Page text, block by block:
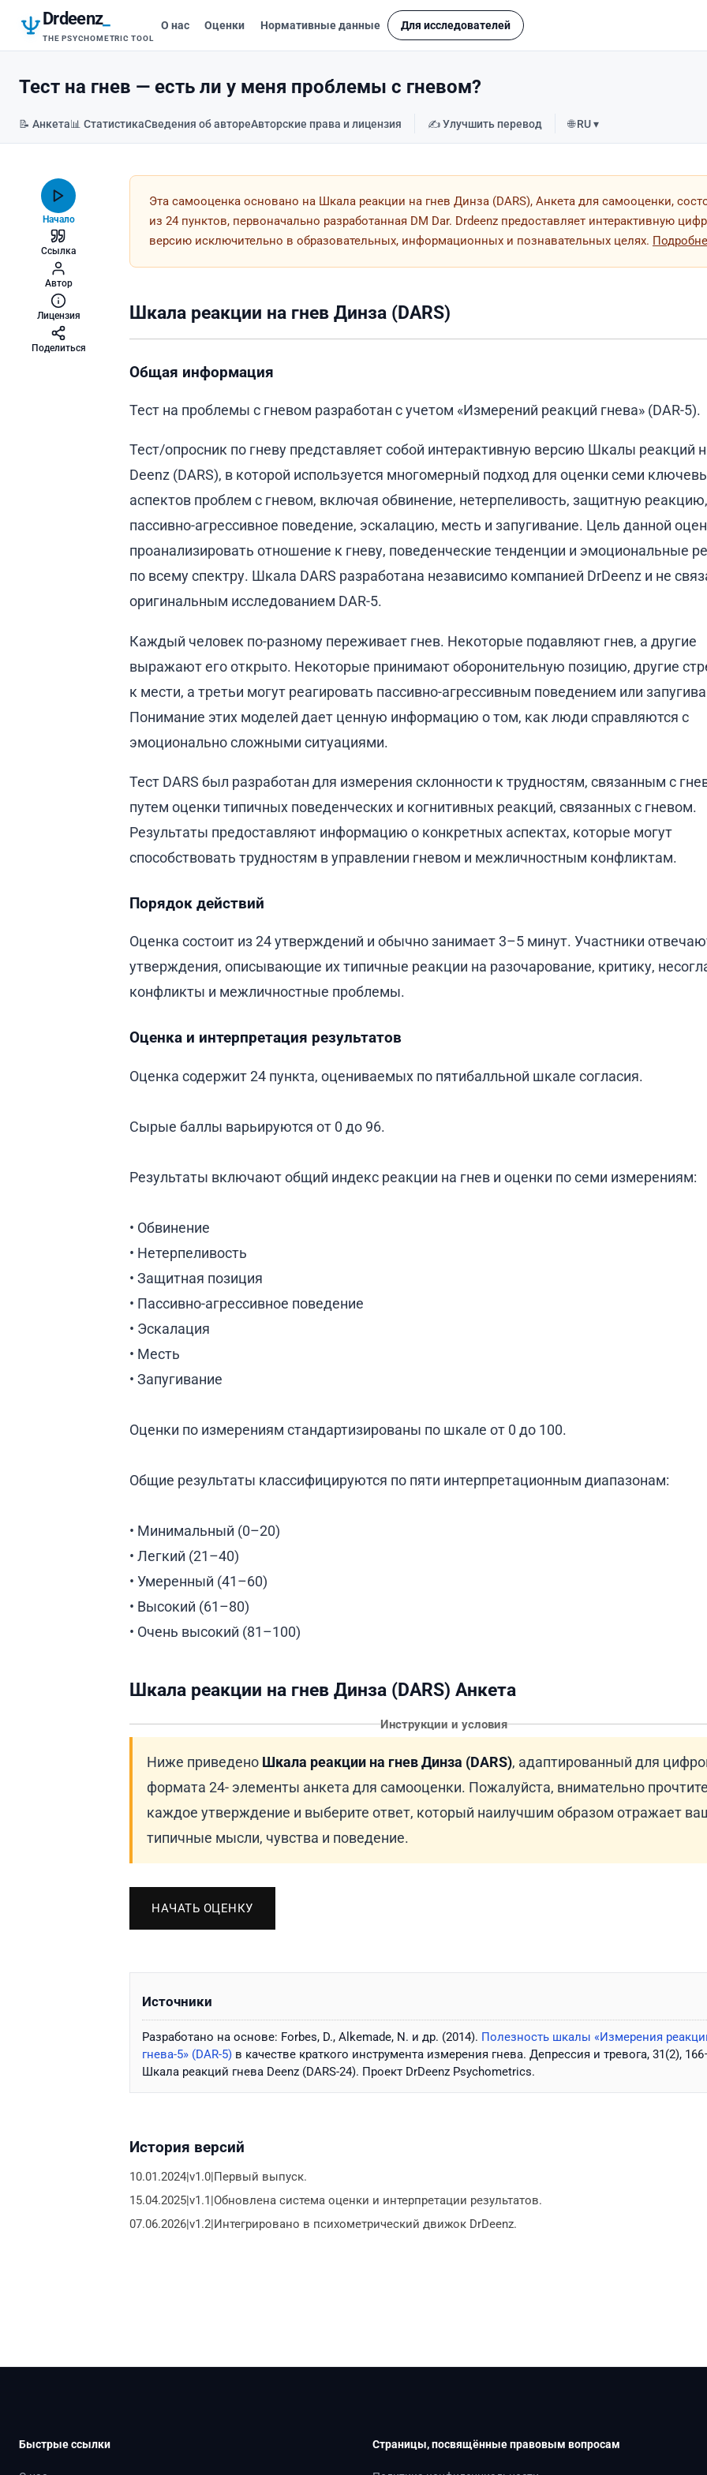
Drdeenz_
THE PSYCHOMETRIC TOOL
О нас Оценки Нормативные данные Для исследователей
Тест на гнев — есть ли у меня проблемы с гневом?
📝 Анкета📊 СтатистикаСведения об автореАвторские права и лицензия ✍️ Улучшить перевод 🌐 RU ▾
Начало
Ссылка
Автор
Лицензия
Поделиться
Эта самооценка основано на Шкала реакции на гнев Динза (DARS), Анкета для самооценки,
из 24 пунктов, первоначально разработанная DM Dar. Drdeenz предоставляет интерактивную
версию исключительно в образовательных, информационных и познавательных целях.
Шкала реакции на гнев Динза (DARS)
Общая информация
Тест на проблемы с гневом разработан с учетом «Измерений реакций гнева» (DAR-5).
Тест/опросник по гневу представляет собой интерактивную версию Шкалы реакций
Deenz (DARS), в которой используется многомерный подход для оценки семи
аспектов проблем с гневом, включая обвинение, нетерпеливость, защитную реакцию,
пассивно-агрессивное поведение, эскалацию, месть и запугивание. Цель данной
проанализировать отношение к гневу, поведенческие тенденции и эмоциональные
по всему спектру. Шкала DARS разработана независимо компанией DrDeenz и не
оригинальным исследованием DAR-5.
Каждый человек по-разному переживает гнев. Некоторые подавляют гнев, а другие
выражают его открыто. Некоторые принимают оборонительную позицию, другие
к мести, а третьи могут реагировать пассивно-агрессивным поведением или
Понимание этих моделей дает ценную информацию о том, как люди справляются с
эмоционально сложными ситуациями.
Тест DARS был разработан для измерения склонности к трудностям, связанным с
путем оценки типичных поведенческих и когнитивных реакций, связанных с гневом.
Результаты предоставляют информацию о конкретных аспектах, которые могут
способствовать трудностям в управлении гневом и межличностным конфликтам.
Порядок действий
Оценка состоит из 24 утверждений и обычно занимает 3–5 минут. Участники
утверждения, описывающие их типичные реакции на разочарование, критику,
конфликты и межличностные проблемы.
Оценка и интерпретация результатов
Оценка содержит 24 пункта, оцениваемых по пятибалльной шкале согласия.
Сырые баллы варьируются от 0 до 96.
Результаты включают общий индекс реакции на гнев и оценки по семи измерениям:
• Обвинение
• Нетерпеливость
• Защитная позиция
• Пассивно-агрессивное поведение
• Эскалация
• Месть
• Запугивание
Оценки по измерениям стандартизированы по шкале от 0 до 100.
Общие результаты классифицируются по пяти интерпретационным диапазонам:
• Минимальный (0–20)
• Легкий (21–40)
• Умеренный (41–60)
• Высокий (61–80)
• Очень высокий (81–100)
Шкала реакции на гнев Динза (DARS) Анкета
Инструкции и условия
Ниже приведено Шкала реакции на гнев Динза (DARS), адаптированный для
формата 24- элементы анкета для самооценки. Пожалуйста, внимательно
каждое утверждение и выберите ответ, который наилучшим образом отражает
типичные мысли, чувства и поведение.
НАЧАТЬ ОЦЕНКУ
Источники
Разработано на основе: Forbes, D., Alkemade, N. и др. (2014). Полезность шкалы «Измерения
гнева-5» (DAR-5) в качестве краткого инструмента измерения гнева. Депрессия и тревога, 31(2),
Шкала реакций гнева Deenz (DARS-24). Проект DrDeenz Psychometrics.
История версий
10.01.2024|v1.0|Первый выпуск.
15.04.2025|v1.1|Обновлена система оценки и интерпретации результатов.
07.06.2026|v1.2|Интегрировано в психометрический движок DrDeenz.
Быстрые ссылки Страницы, посвящённые правовым вопросам